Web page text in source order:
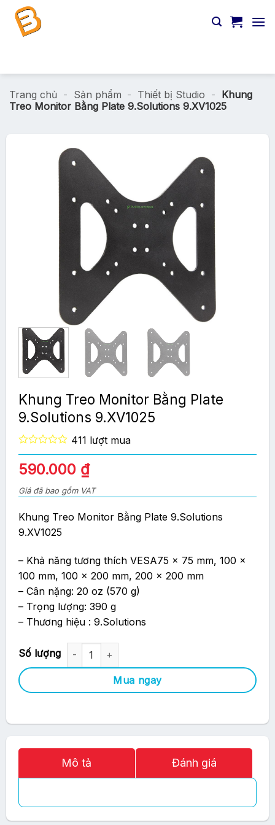
Chuyển
đến
Trang chủ - Sản phẩm - Thiết bị Studio -
Khung
Treo Monitor Bằng Plate 9.Solutions 9.XV1025
Khung Treo Monitor Bằng Plate
9.Solutions 9.XV1025
0
out
of
411 lượt mua
590.000 ₫
Giá đã bao gồm VAT
Khung Treo Monitor Bằng Plate 9.Solutions
9.XV1025
– Khả năng tương thích VESA75 x 75 mm, 100 x
100 mm, 100 x 200 mm, 200 x 200 mm
– Cân nặng: 20 oz (570 g)
– Trọng lượng: 390 g
– Thương hiệu : 9.Solutions
Khung Treo Monitor Bằng Plate 9.Solutions 9.XV1025 số lượng
Mua ngay
Mô tả Đánh giá